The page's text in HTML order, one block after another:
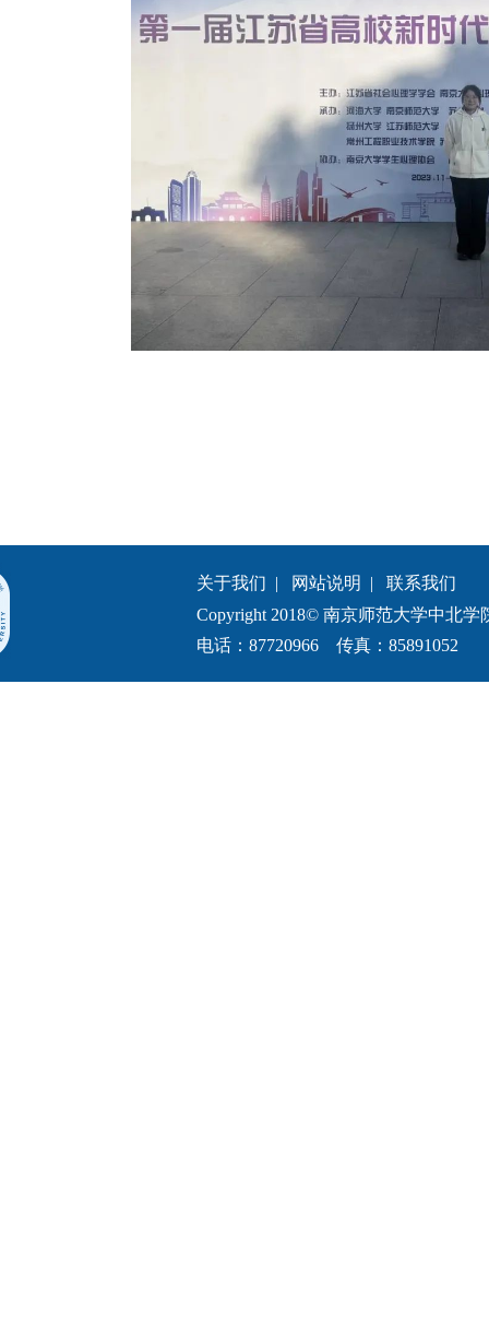
关于我们 | 网站说明 | 联系我们
Copyright 2018© 南京师范大学中北学
电话：87720966 传真：85891052